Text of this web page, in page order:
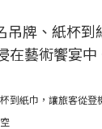
到紙巾，讓旅客從登